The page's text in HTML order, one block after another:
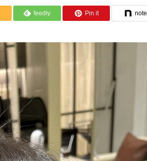
feedly Pin it note